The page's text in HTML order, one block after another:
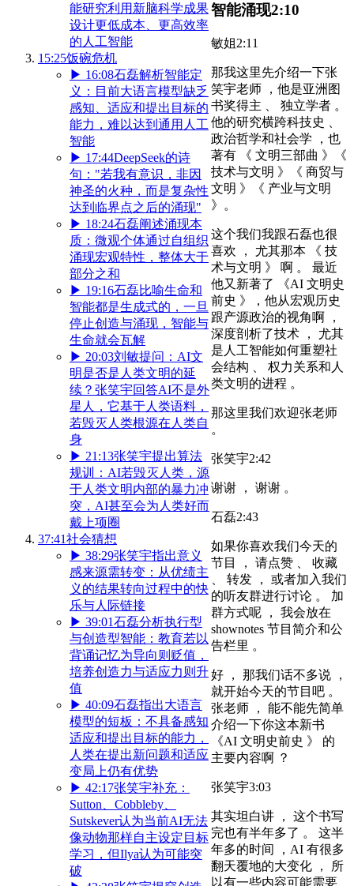
能研究利用新脑科学成果
设计更低成本、更高效率
的人工智能
15:25饭碗危机
▶ 16:08石磊解析智能定
义：目前大语言模型缺乏
感知、适应和提出目标的
能力，难以达到通用人工
智能
▶ 17:44DeepSeek的诗
句："若我有意识，非因
神圣的火种，而是复杂性
达到临界点之后的涌现"
▶ 18:24石磊阐述涌现本
质：微观个体通过自组织
涌现宏观特性，整体大于
部分之和
▶ 19:16石磊比喻生命和
智能都是生成式的，一旦
停止创造与涌现，智能与
生命就会瓦解
▶ 20:03刘敏提问：AI文
明是否是人类文明的延
续？张笑宇回答AI不是外
星人，它基于人类语料，
若毁灭人类根源在人类自
身
▶ 21:13张笑宇提出算法
规训：AI若毁灭人类，源
于人类文明内部的暴力冲
突，AI甚至会为人类好而
戴上项圈
37:41社会猜想
▶ 38:29张笑宇指出意义
感来源需转变：从优绩主
义的结果转向过程中的快
乐与人际链接
▶ 39:01石磊分析执行型
与创造型智能：教育若以
背诵记忆为导向则贬值，
培养创造力与适应力则升
值
▶ 40:09石磊指出大语言
模型的短板：不具备感知
适应和提出目标的能力，
人类在提出新问题和适应
变局上仍有优势
▶ 42:17张笑宇补充：
Sutton、Cobbleby、
Sutskever认为当前AI无法
像动物那样自主设定目标
学习，但Ilya认为可能突
破
智能涌现2:10
敏姐2:11
那我这里先介绍一下张
笑宇老师 ，他是亚洲图
书奖得主 、 独立学者 。
他的研究横跨科技史 、
政治哲学和社会学 ，也
著有 《 文明三部曲 》《
技术与文明 》《 商贸与
文明 》《 产业与文明
》。
这个我们我跟石磊也很
喜欢 ， 尤其那本 《 技
术与文明 》 啊 。 最近
他又新著了 《AI 文明史
前史 》，他从宏观历史
跟产源政治的视角啊 ，
深度剖析了技术 ， 尤其
是人工智能如何重塑社
会结构 、 权力关系和人
类文明的进程 。
那这里我们欢迎张老师
。
张笑宇2:42
谢谢 ， 谢谢 。
石磊2:43
如果你喜欢我们今天的
节目 ， 请点赞 、 收藏
、 转发 ， 或者加入我们
的听友群进行讨论 。 加
群方式呢 ， 我会放在
shownotes 节目简介和公
告栏里 。
好 ， 那我们话不多说 ，
就开始今天的节目吧 。
张老师 ， 能不能先简单
介绍一下你这本新书
《AI 文明史前史 》 的
主要内容啊 ？
张笑宇3:03
其实坦白讲 ， 这个书写
完也有半年多了 。 这半
年多的时间 ，AI 有很多
翻天覆地的大变化 ， 所
以有一些内容可能需要